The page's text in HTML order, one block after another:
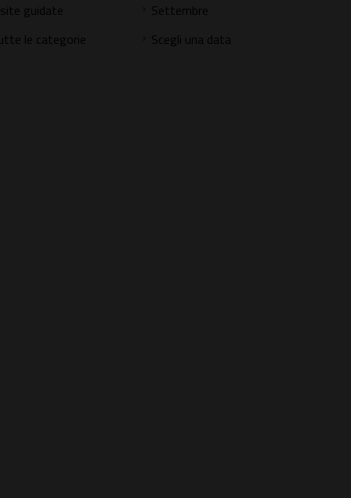
guidate
le categorie
Settembre
Scegli una data